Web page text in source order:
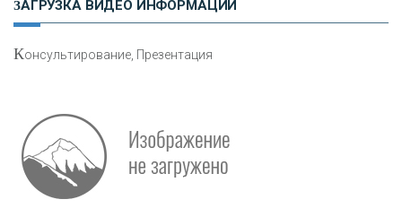
ЗАГРУЗКА ВИДЕО ИНФОРМАЦИИ
Консультирование, Презентация